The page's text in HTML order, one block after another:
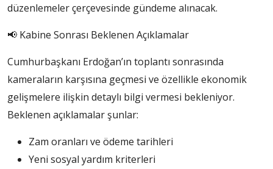
düzenlemeler çerçevesinde gündeme alınacak.
📢 Kabine Sonrası Beklenen Açıklamalar
Cumhurbaşkanı Erdoğan’ın toplantı sonrasında
kameraların karşısına geçmesi ve özellikle ekonomik
gelişmelere ilişkin detaylı bilgi vermesi bekleniyor.
Beklenen açıklamalar şunlar:
Zam oranları ve ödeme tarihleri
Yeni sosyal yardım kriterleri